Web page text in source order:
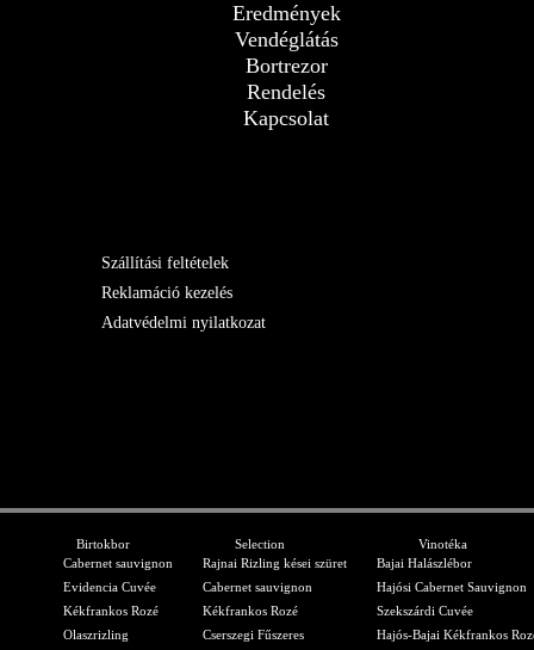
Eredmények
Vendéglátás
Bortrezor
Rendelés
Kapcsolat
Szállítási feltételek
Reklamáció kezelés
Adatvédelmi nyilatkozat
Birtokbor
Cabernet sauvignon
Evidencia Cuvée
Kékfrankos Rozé
Olaszrizling
Selection
Rajnai Rizling kései szüret
Cabernet sauvignon
Kékfrankos Rozé
Cserszegi Fűszeres
Vinotéka
Bajai Halászlébor
Hajósi Cabernet Sauvignon
Szekszárdi Cuvée
Hajós-Bajai Kékfrankos